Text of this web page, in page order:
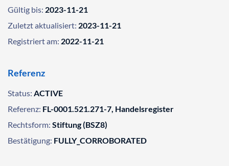
Gültig bis: 2023-11-21
Zuletzt aktualisiert: 2023-11-21
Registriert am: 2022-11-21
Referenz
Status: ACTIVE
Referenz: FL-0001.521.271-7, Handelsregister
Rechtsform: Stiftung (BSZ8)
Bestätigung: FULLY_CORROBORATED